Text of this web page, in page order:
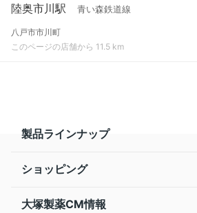
陸奥市川駅 青い森鉄道線
八戸市市川町
このページの店舗から 11.5 km
製品ラインナップ
ショッピング
大塚製薬CM情報